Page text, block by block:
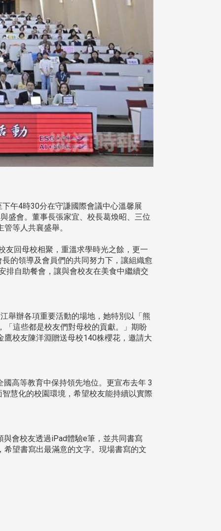
午4時30分在守謙國際會議中心溫馨展
盛會。董事長張家宜、校長葛煥昭、三位
等人共襄盛舉。
回母校相聚，重溫求學時光之餘，更一
的領導及會員們的共同努力下，讓組織愈
排自助餐會，讓與會校友在美食中繼續交
舉辦各項重要活動的場地，她特別以「熊
這些都是校友們對母校的貢獻。」期盼
校友陳洋淵贈送母校140株櫻花，邀請大
高等教育中保持領先地位。更宣布去年 3
慧化的校園環境，希望校友能持續以實際
會校友透過iPad體驗e筆，並共同書寫
望書寫出最滿意的文字。現場書寫的文